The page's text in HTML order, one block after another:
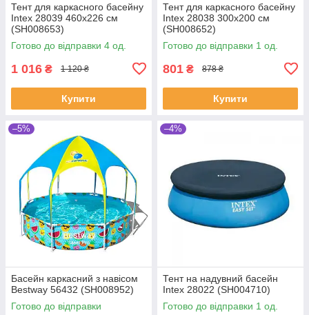
Тент для каркасного басейну
Intex 28039 460х226 см
(SH008653)
Готово до відправки 4 од.
1 016 ₴ 1 120 ₴
Купити
Тент для каркасного басейну
Intex 28038 300х200 см
(SH008652)
Готово до відправки 1 од.
801 ₴ 878 ₴
Купити
–5%
Басейн каркасний з навісом
Bestway 56432 (SH008952)
Готово до відправки
–4%
Тент на надувний басейн
Intex 28022 (SH004710)
Готово до відправки 1 од.